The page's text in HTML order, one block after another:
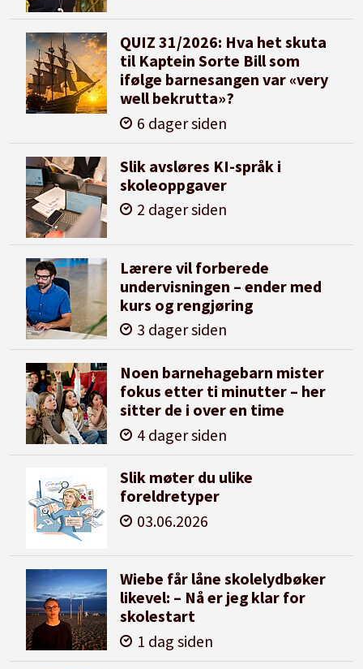
QUIZ 31/2026: Hva het skuta
til Kaptein Sorte Bill som
ifølge barnesangen var «very
well bekrutta»?
6 dager siden
Slik avsløres KI-språk i
skoleoppgaver
2 dager siden
Lærere vil forberede
undervisningen – ender med
kurs og rengjøring
3 dager siden
Noen barnehagebarn mister
fokus etter ti minutter – her
sitter de i over en time
4 dager siden
Slik møter du ulike
foreldretyper
03.06.2026
Wiebe får låne skolelydbøker
likevel: – Nå er jeg klar for
skolestart
1 dag siden